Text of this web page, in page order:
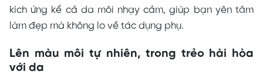
kích ứng kể cả da môi nhạy cảm, giúp bạn yên tâm
làm đẹp mà không lo về tác dụng phụ.
Lên màu môi tự nhiên, trong trẻo hài hòa
với da